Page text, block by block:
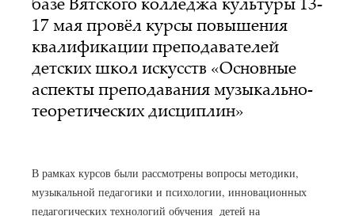
17 мая провёл курсы повышения
квалификации преподавателей
детских школ искусств «Основные
аспекты преподавания музыкально-
теоретических дисциплин»
В рамках курсов были рассмотрены вопросы методики,
музыкальной педагогики и психологии, инновационных
педагогических технологий обучения детей на